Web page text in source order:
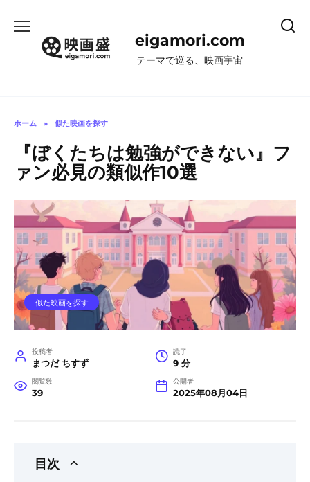
eigamori.com
テーマで巡る、映画宇宙
ホーム » 似た映画を探す
『ぼくたちは勉強ができない』フ
ァン必見の類似作10選
似た映画を探す
投稿者
まつだ ちすず
読了
9 分
閲覧数
39
公開者
2025年08月04日
目次